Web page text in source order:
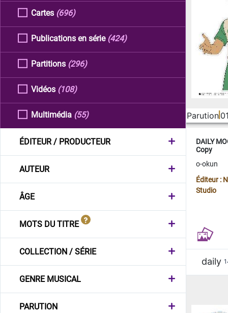
Cartes (696)
Publications en série (424)
Partitions (296)
Vidéos (108)
Multimédia (55)
ÉDITEUR / PRODUCTEUR
AUTEUR
ÂGE
MOTS DU TITRE
COLLECTION / SÉRIE
GENRE MUSICAL
PARUTION
Parution
DAILY
Copy
o-okun
Éditeur :
Studio
daily